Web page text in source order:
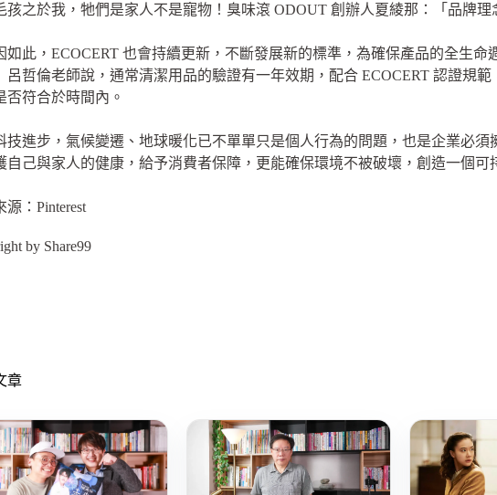
孩之於我，牠們是家人不是寵物！臭味滾 ODOUT 創辦人夏綾那：「品牌理
如此，ECOCERT 也會持續更新，不斷發展新的標準，為確保產品的全生
呂哲倫老師說，通常清潔用品的驗證有一年效期，配合 ECOCERT 認證規
否符合於時間內。
技進步，氣候變遷、地球暖化已不單單只是個人行為的問題，也是企業必
自己與家人的健康，給予消費者保障，更能確保環境不被破壞，創造一個可
源：Pinterest
by Share99
章